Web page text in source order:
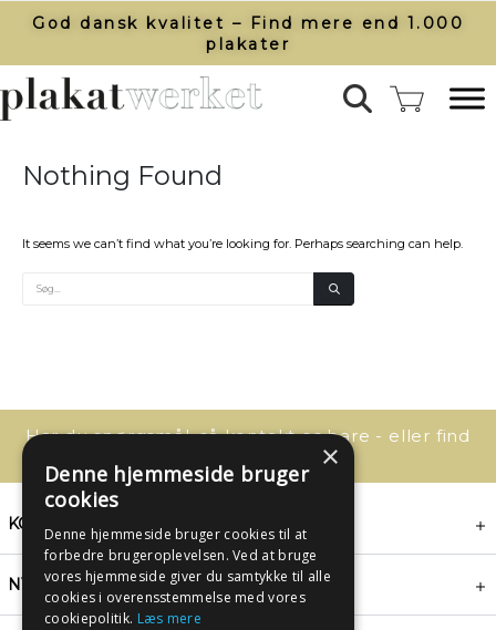
God dansk kvalitet – Find mere end 1.000
plakater​
Nothing Found
It seems we can’t find what you’re looking for. Perhaps searching can help.
Har du spørgsmål, så kontakt os bare - eller find
KONTAKT
NYHEDSBREV
×
Denne hjemmeside bruger
cookies
Denne hjemmeside bruger cookies til at
forbedre brugeroplevelsen. Ved at bruge
vores hjemmeside giver du samtykke til alle
cookies i overensstemmelse med vores
cookiepolitik. Læs mere